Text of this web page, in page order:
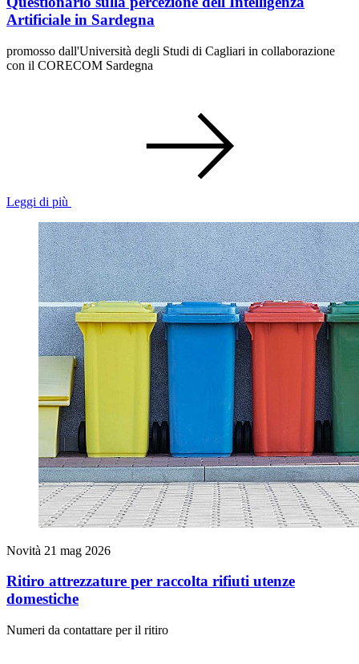
Artificiale in Sardegna
promosso dall'Università degli Studi di Cagliari in collaborazione
con il CORECOM Sardegna
Leggi di più
Novità 21 mag 2026
Ritiro attrezzature per raccolta rifiuti utenze
domestiche
Numeri da contattare per il ritiro